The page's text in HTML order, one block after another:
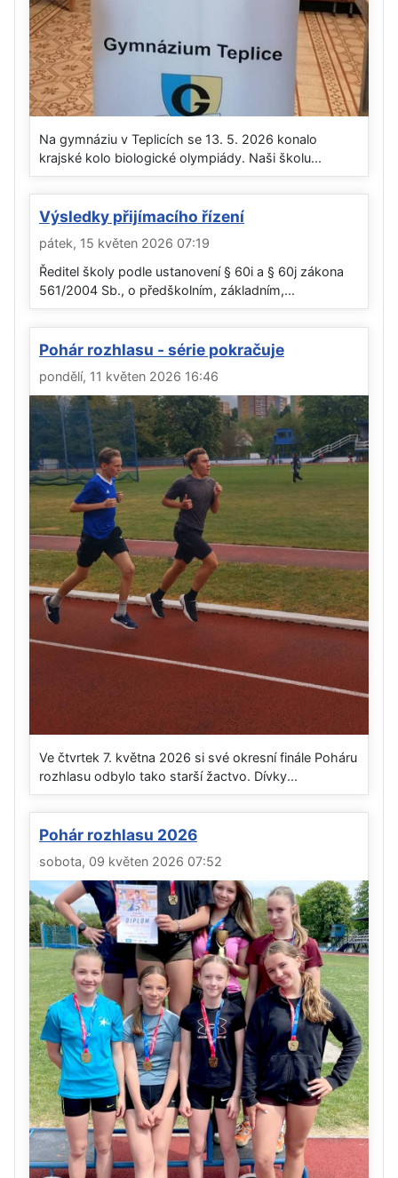
Na gymnáziu v Teplicích se 13. 5. 2026 konalo
krajské kolo biologické olympiády. Naši školu...
Výsledky přijímacího řízení
pátek, 15 květen 2026 07:19
Ředitel školy podle ustanovení § 60i a § 60j zákona
561/2004 Sb., o předškolním, základním,...
Pohár rozhlasu - série pokračuje
pondělí, 11 květen 2026 16:46
Ve čtvrtek 7. května 2026 si své okresní finále Poháru
rozhlasu odbylo tako starší žactvo. Dívky...
Pohár rozhlasu 2026
sobota, 09 květen 2026 07:52